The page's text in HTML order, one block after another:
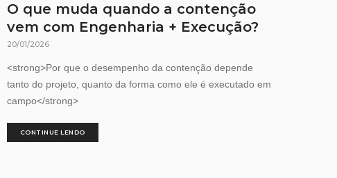
O que muda quando a contenção
vem com Engenharia + Execução?
20/01/2026
<strong>Por que o desempenho da contenção depende
tanto do projeto, quanto da forma como ele é executado em
campo</strong>
CONTINUE LENDO